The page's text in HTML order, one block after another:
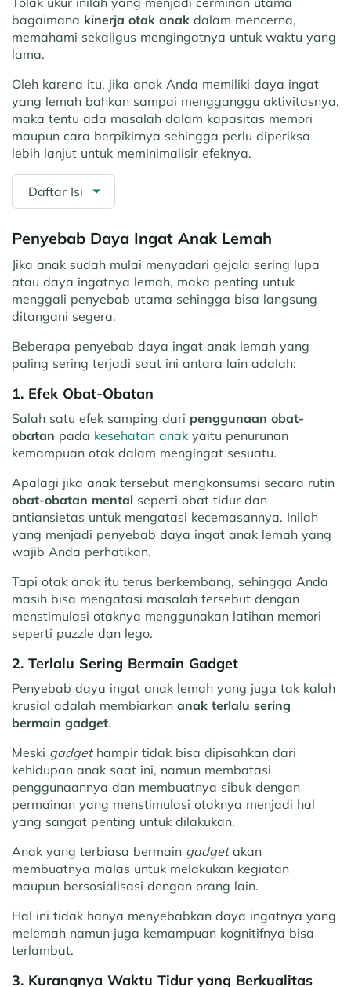
bagaimana kinerja otak anak dalam mencerna,
memahami sekaligus mengingatnya untuk waktu yang
lama.
Oleh karena itu, jika anak Anda memiliki daya ingat
yang lemah bahkan sampai mengganggu aktivitasnya,
maka tentu ada masalah dalam kapasitas memori
maupun cara berpikirnya sehingga perlu diperiksa
lebih lanjut untuk meminimalisir efeknya.
Daftar Isi
Penyebab Daya Ingat Anak Lemah
Jika anak sudah mulai menyadari gejala sering lupa
atau daya ingatnya lemah, maka penting untuk
menggali penyebab utama sehingga bisa langsung
ditangani segera.
Beberapa penyebab daya ingat anak lemah yang
paling sering terjadi saat ini antara lain adalah:
1. Efek Obat-Obatan
Salah satu efek samping dari penggunaan obat-
obatan pada kesehatan anak yaitu penurunan
kemampuan otak dalam mengingat sesuatu.
Apalagi jika anak tersebut mengkonsumsi secara rutin
obat-obatan mental seperti obat tidur dan
antiansietas untuk mengatasi kecemasannya. Inilah
yang menjadi penyebab daya ingat anak lemah yang
wajib Anda perhatikan.
Tapi otak anak itu terus berkembang, sehingga Anda
masih bisa mengatasi masalah tersebut dengan
menstimulasi otaknya menggunakan latihan memori
seperti puzzle dan lego.
2. Terlalu Sering Bermain Gadget
Penyebab daya ingat anak lemah yang juga tak kalah
krusial adalah membiarkan anak terlalu sering
bermain gadget.
Meski gadgethampir tidak bisa dipisahkan dari
kehidupan anak saat ini, namun membatasi
penggunaannya dan membuatnya sibuk dengan
permainan yang menstimulasi otaknya menjadi hal
yang sangat penting untuk dilakukan.
Anak yang terbiasa bermain gadgetakan
membuatnya malas untuk melakukan kegiatan
maupun bersosialisasi dengan orang lain.
Hal ini tidak hanya menyebabkan daya ingatnya yang
melemah namun juga kemampuan kognitifnya bisa
terlambat.
3. Kurangnya Waktu Tidur yang Berkualitas